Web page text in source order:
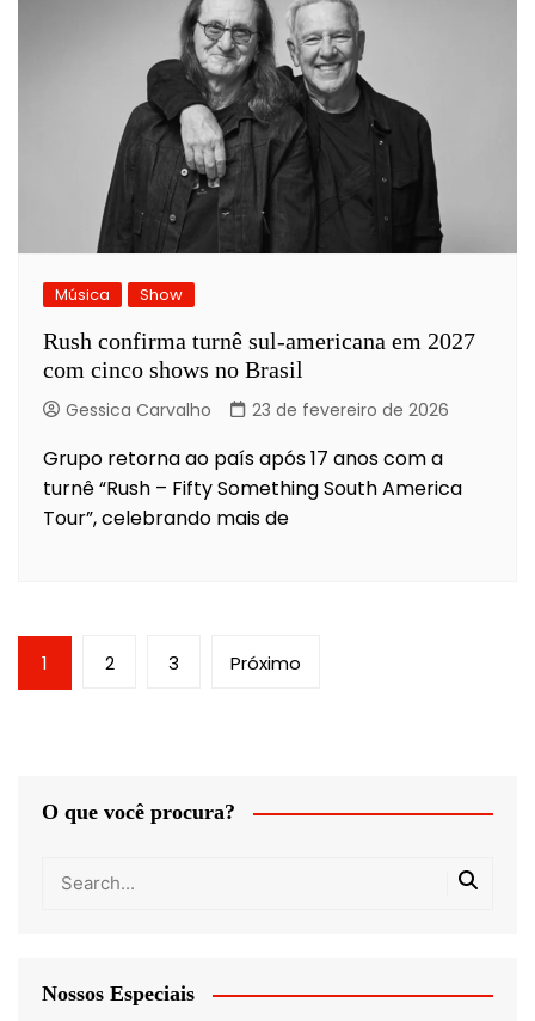
Música Show
Rush confirma turnê sul-americana em 2027
com cinco shows no Brasil
Gessica Carvalho 23 de fevereiro de 2026
Grupo retorna ao país após 17 anos com a
turnê “Rush – Fifty Something South America
Tour”, celebrando mais de
Paginação
de
1 2 3 Próximo
O que você procura?
Nossos Especiais